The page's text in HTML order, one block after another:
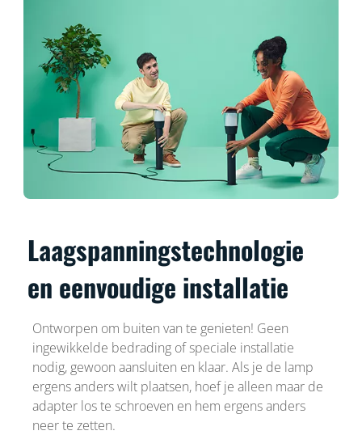
Laagspanningstechnologie
en eenvoudige installatie
Ontworpen om buiten van te genieten! Geen
ingewikkelde bedrading of speciale installatie
nodig, gewoon aansluiten en klaar. Als je de lamp
ergens anders wilt plaatsen, hoef je alleen maar de
adapter los te schroeven en hem ergens anders
neer te zetten.